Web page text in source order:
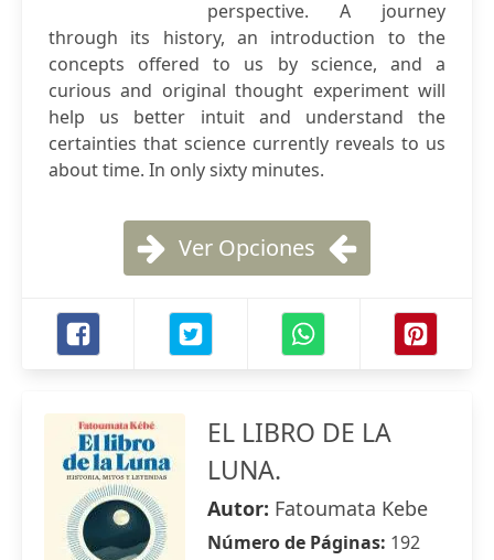
perspective. A journey
through its history, an introduction to the
concepts offered to us by science, and a
curious and original thought experiment will
help us better intuit and understand the
certainties that science currently reveals to us
about time. In only sixty minutes.
Ver Opciones
EL LIBRO DE LA
LUNA.
Autor: Fatoumata Kebe
Número de Páginas: 192